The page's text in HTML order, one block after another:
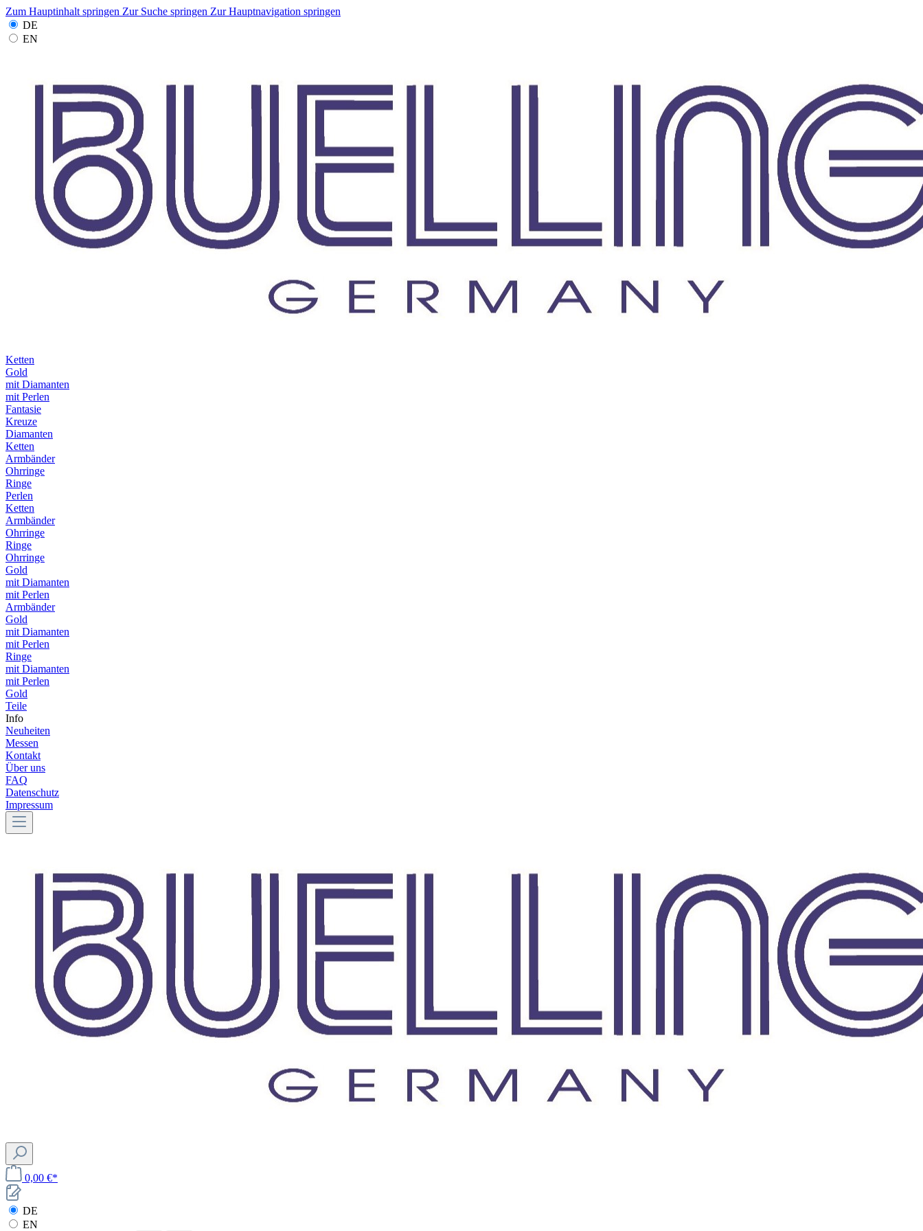
Zum Hauptinhalt springen Zur Suche springen Zur Hauptnavigation springen
DE
EN
Ketten
Gold
mit Diamanten
mit Perlen
Fantasie
Kreuze
Diamanten
Ketten
Armbänder
Ohrringe
Ringe
Perlen
Ketten
Armbänder
Ohrringe
Ringe
Ohrringe
Gold
mit Diamanten
mit Perlen
Armbänder
Gold
mit Diamanten
mit Perlen
Ringe
mit Diamanten
mit Perlen
Gold
Teile
Info
Neuheiten
Messen
Kontakt
Über uns
FAQ
Datenschutz
Impressum
0,00 €*
DE
EN